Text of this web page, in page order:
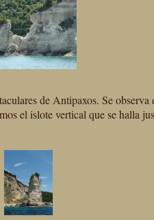
de Antipaxos. Se observa
el islote vertical que se halla